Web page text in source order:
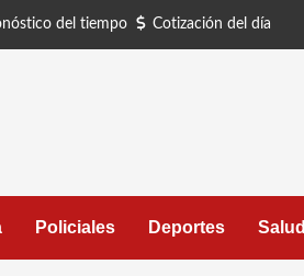
del tiempo Cotización del día
Policiales Deportes Salud